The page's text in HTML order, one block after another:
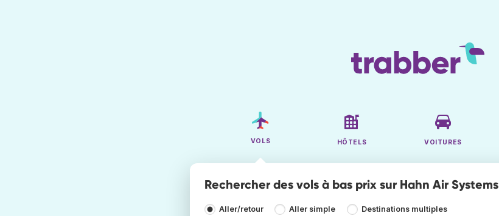
VOLS HÔTELS VOITURES
Rechercher des vols à bas prix sur Hahn Air Systems
Aller/retour Aller simple Destinations multiples